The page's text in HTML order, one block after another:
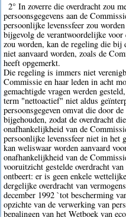
2° In zoverre die overdracht zou
persoonsgegevens aan de
persoonlijke levenssfeer zou
bijgevolg de verantwoordelijke voor
zou worden, kan de regeling die bij
niet aanvaard worden, zoals de
heeft opgemerkt.
Die regeling is immers niet
Commissie en haar leden in acht
gemachtigde vragen werden
term "nettoactief" niet aldus
persoonsgegeven omvat die door
bijgehouden, zodat de overdracht
onafhankelijkheid van de
persoonlijke levenssfeer niet in het
kan weliswaar worden aanvaard
onafhankelijkheid van de
vooruitzicht gestelde overdracht
ontbeert: er is geen enkele
dergelijke overdracht van
december 1992 `tot bescherming
opzichte van de verwerking van
bepalingen van het Wetboek van